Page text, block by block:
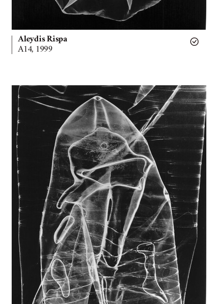
Aleydis Rispa
A14, 1999